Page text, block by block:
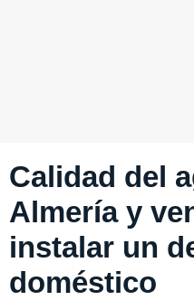
Calidad del
Almería y
instalar un
doméstico